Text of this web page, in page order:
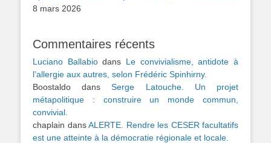
8 mars 2026
Commentaires récents
Luciano Ballabiodans Le convivialisme, antidote à
l’allergie aux autres, selon Frédéric Spinhirny.
Boostaldo dansSerge Latouche. Un projet
métapolitique : construire un monde commun,
convivial.
chaplain dansALERTE. Rendre les CESER facultatifs
est une atteinte à la démocratie régionale et locale.